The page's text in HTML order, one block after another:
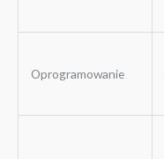
Oprogramowanie